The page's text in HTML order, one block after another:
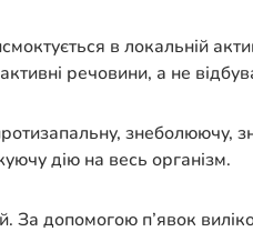
в локальній
речовини, а не
дію на весь організм.
допомогою п’явок